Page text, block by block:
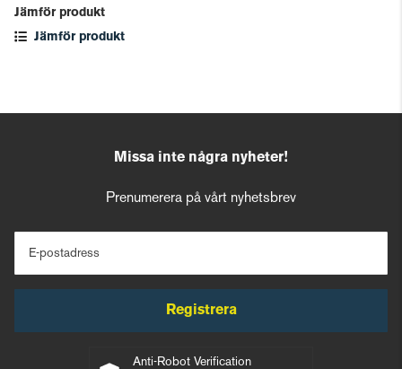
Jämför produkt
Jämför produkt
Missa inte några nyheter!
Prenumerera på vårt nyhetsbrev
E-postadress
Registrera
Anti-Robot Verification